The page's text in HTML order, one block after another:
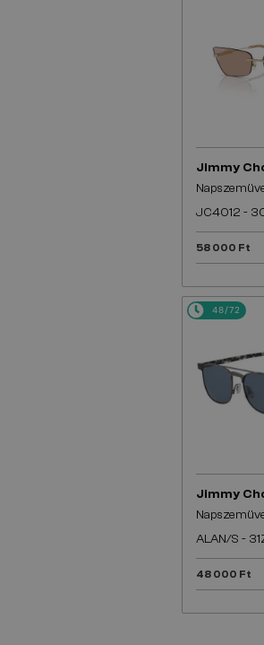
Jimmy
JC4012 -
58 000 Ft
48/72
Jimmy
ALAN/S -
48 000 Ft